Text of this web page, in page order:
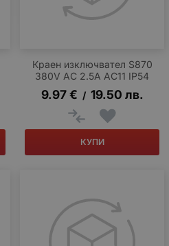
Краен изключвател S870
380V AC 2.5A AC11 IP54
9.97 € / 19.50 лв.
КУПИ